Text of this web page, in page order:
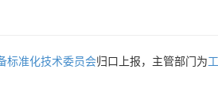
标准化技术委员会归口上报，主管部门为